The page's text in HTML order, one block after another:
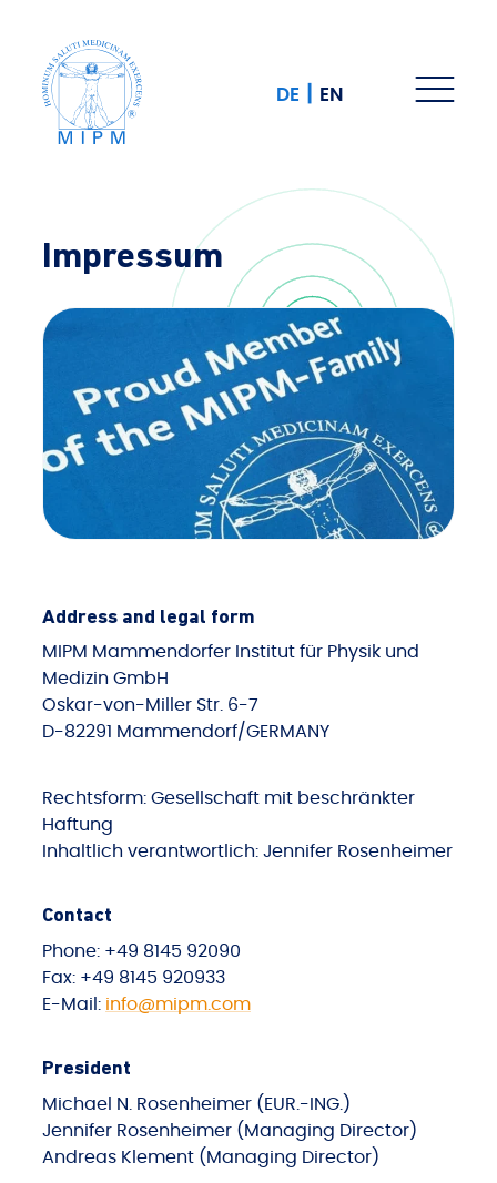
DE EN
Impressum
Address and legal form
MIPM Mammendorfer Institut für Physik und
Medizin GmbH
Oskar-von-Miller Str. 6-7
D-82291 Mammendorf/GERMANY
Rechtsform: Gesellschaft mit beschränkter
Haftung
Inhaltlich verantwortlich: Jennifer Rosenheimer
Contact
Phone: +49 8145 92090
Fax: +49 8145 920933
E-Mail: info@mipm.com
President
Michael N. Rosenheimer (EUR.-ING.)
Jennifer Rosenheimer (Managing Director)
Andreas Klement (Managing Director)